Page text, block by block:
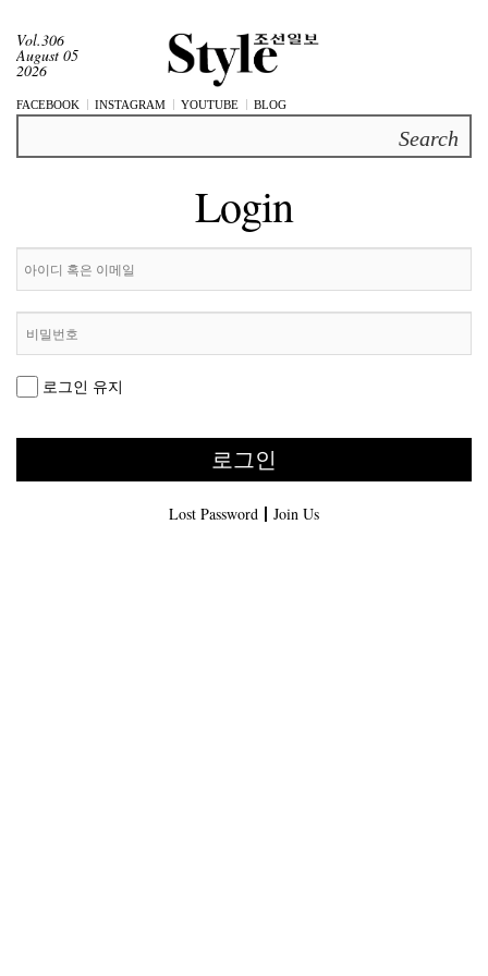
Vol.306
August 05
2026
FACEBOOK INSTAGRAM YOUTUBE BLOG
Login
로그인 유지
Lost Password Join Us